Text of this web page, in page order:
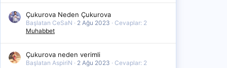
Çukurova Neden Çukurova
Başlatan CeSaN 2 Ağu 2023
Cevaplar: 2
Muhabbet
Çukurova neden verimli
Başlatan AspiriN 2 Ağu 2023
Cevaplar: 2